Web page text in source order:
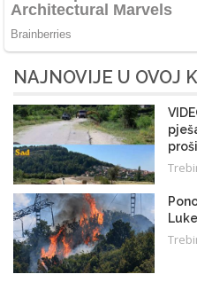
NAJNOVIJE U OVOJ